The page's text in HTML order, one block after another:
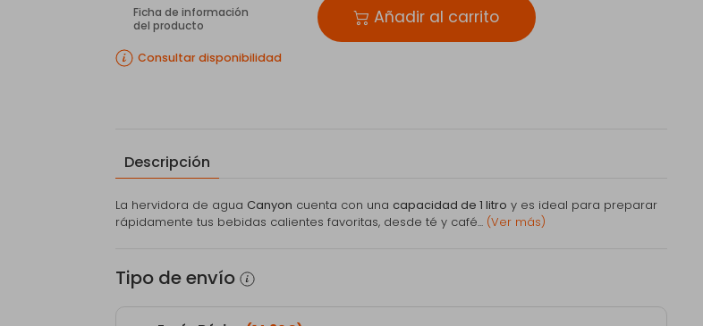
Ficha de información
del producto
Consultar disponibilidad
Añadir al carrito
Descripción
La hervidora de agua Canyon cuenta con una capacidad de 1 litro y es ideal para preparar
rápidamente tus bebidas calientes favoritas, desde té y café... (Ver más)
Tipo de envío